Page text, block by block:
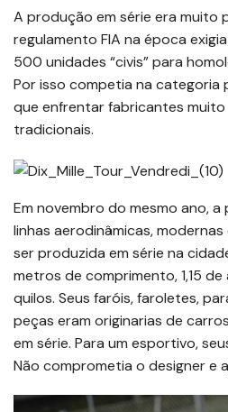
A produção em série era muito
regulamento FIA na época
500 unidades “civis” para
Por isso competia na
que enfrentar fabricantes
tradicionais.
Em novembro do mesmo ano,
linhas aerodinâmicas,
ser produzida em série na
metros de comprimento, 1,15
quilos. Seus faróis, faroletes,
peças eram originarias de
em série. Para um esportivo,
Não comprometia o designer e